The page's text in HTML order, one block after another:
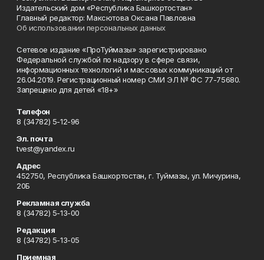
Издательский дом «Республика Башкортостан»
Главный редактор: Максютова Оксана Павловна
Об использовании персональных данных
Сетевое издание «ПроТуймазы» зарегистрировано
Федеральной службой по надзору в сфере связи,
информационных технологий и массовых коммуникаций от
26.04.2019. Регистрационный номер СМИ ЭЛ № ФС 77-75680.
Запрещено для детей «18+»
Телефон
8 (34782) 5-12-96
Эл. почта
tvest@yandex.ru
Адрес
452750, Республика Башкортостан, г. Туймазы, ул. Мичурина,
20Б
Рекламная служба
8 (34782) 5-13-00
Редакция
8 (34782) 5-13-05
Приемная